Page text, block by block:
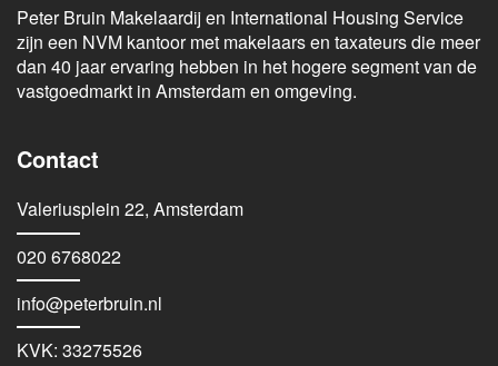
Peter Bruin Makelaardij en International Housing Service
zijn een NVM kantoor met makelaars en taxateurs die meer
dan 40 jaar ervaring hebben in het hogere segment van de
vastgoedmarkt in Amsterdam en omgeving.
Contact
Valeriusplein 22, Amsterdam
020 6768022
info@peterbruin.nl
KVK: 33275526